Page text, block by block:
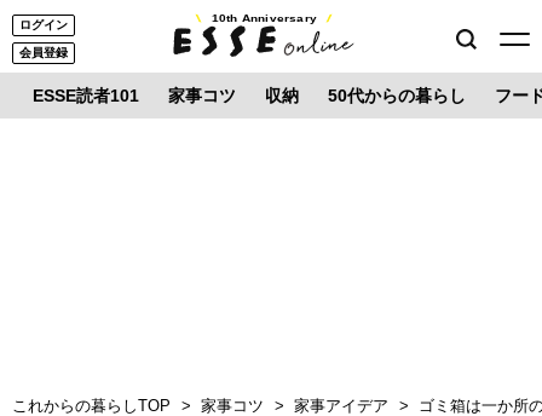
ログイン
会員登録
10th Anniversary
ESSE読者101 家事コツ 収納 50代からの暮らし フー
これからの暮らしTOP 家事コツ 家事アイデア ゴミ箱は一か所